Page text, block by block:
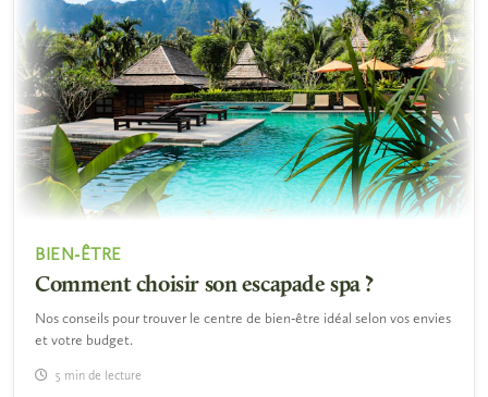
BIEN-ÊTRE
Comment choisir son escapade spa ?
Nos conseils pour trouver le centre de bien-être idéal selon vos envies
et votre budget.
5 min de lecture